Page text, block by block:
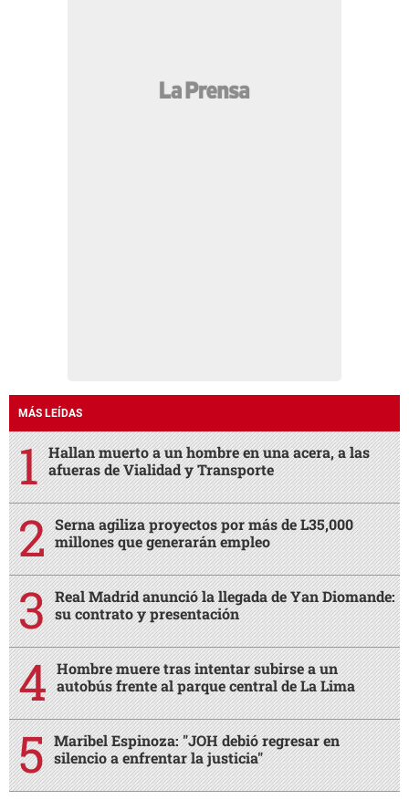
MÁS LEÍDAS
Hallan muerto a un hombre en una acera, a las
afueras de Vialidad y Transporte
Serna agiliza proyectos por más de L35,000
millones que generarán empleo
Real Madrid anunció la llegada de Yan Diomande:
su contrato y presentación
Hombre muere tras intentar subirse a un
autobús frente al parque central de La Lima
Maribel Espinoza: "JOH debió regresar en
silencio a enfrentar la justicia"